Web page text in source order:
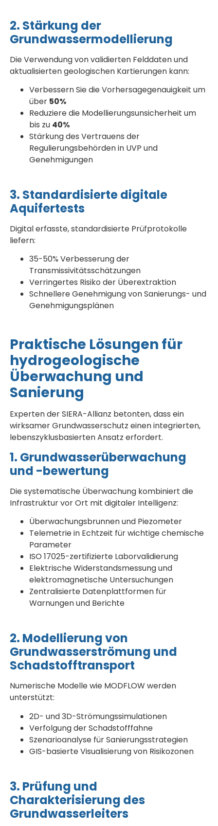
2. Stärkung der
Grundwassermodellierung
Die Verwendung von validierten Felddaten und
aktualisierten geologischen Kartierungen kann:
Verbessern Sie die Vorhersagegenauigkeit um
über 50%
Reduziere die Modellierungsunsicherheit um
bis zu 40%
Stärkung des Vertrauens der
Regulierungsbehörden in UVP und
Genehmigungen
3. Standardisierte digitale
Aquifertests
Digital erfasste, standardisierte Prüfprotokolle
liefern:
35-50% Verbesserung der
Transmissivitätsschätzungen
Verringertes Risiko der Überextraktion
Schnellere Genehmigung von Sanierungs- und
Genehmigungsplänen
Praktische Lösungen für
hydrogeologische
Überwachung und
Sanierung
Experten der SIERA-Allianz betonten, dass ein
wirksamer Grundwasserschutz einen integrierten,
lebenszyklusbasierten Ansatz erfordert.
1. Grundwasserüberwachung
und -bewertung
Die systematische Überwachung kombiniert die
Infrastruktur vor Ort mit digitaler Intelligenz:
Überwachungsbrunnen und Piezometer
Telemetrie in Echtzeit für wichtige chemische
Parameter
ISO 17025-zertifizierte Laborvalidierung
Elektrische Widerstandsmessung und
elektromagnetische Untersuchungen
Zentralisierte Datenplattformen für
Warnungen und Berichte
2. Modellierung von
Grundwasserströmung und
Schadstofftransport
Numerische Modelle wie MODFLOW werden
unterstützt:
2D- und 3D-Strömungssimulationen
Verfolgung der Schadstofffahne
Szenarioanalyse für Sanierungsstrategien
GIS-basierte Visualisierung von Risikozonen
3. Prüfung und
Charakterisierung des
Grundwasserleiters